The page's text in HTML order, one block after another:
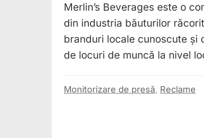
Merlin’s Beverages este o
din industria băuturilor
branduri locale cunoscute și
de locuri de muncă la nivel
Monitorizare de presă, Reclame